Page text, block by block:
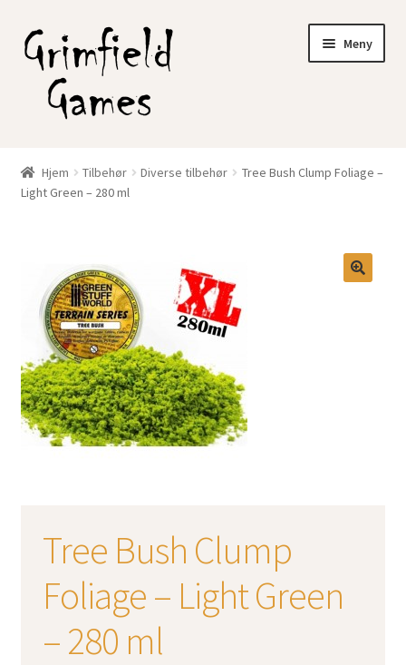
Hopp
til
navigasjon
Hopp
til
innhold
Meny
Nettbutikk
Hjem Tilbehør Diverse tilbehør
Tree Bush Clump Foliage –
Light Green – 280 ml
Tree Bush Clump
Foliage – Light Green
– 280 ml